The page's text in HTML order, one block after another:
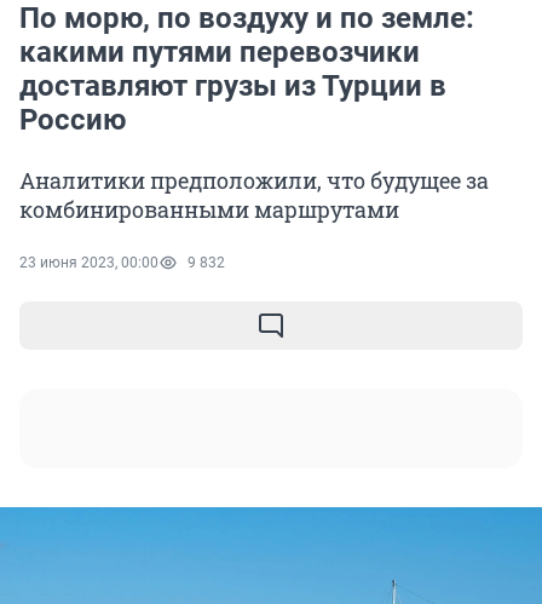
По морю, по воздуху и по земле:
какими путями перевозчики
доставляют грузы из Турции в
Россию
Аналитики предположили, что будущее за
комбинированными маршрутами
23 июня 2023, 00:00 9 832